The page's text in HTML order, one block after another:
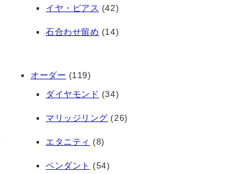
イヤ・ピアス (42)
石合わせ留め (14)
オーダー (119)
ダイヤモンド (34)
マリッジリング (26)
エタニティ (8)
ペンダント (54)